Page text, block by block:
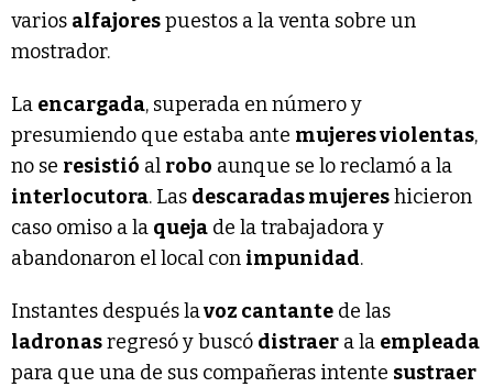
varios alfajorespuestos a la venta sobre un
mostrador.
La encargada, superada en número y
presumiendo que estaba ante mujeres violentas,
no se resistió al robo aunque se lo reclamó a la
interlocutora. Las descaradas mujereshicieron
caso omiso a la queja de la trabajadora y
abandonaron el local con impunidad.
Instantes después lavoz cantante de las
ladronasregresó y buscó distraer a la empleada
para que una de sus compañeras intente sustraer